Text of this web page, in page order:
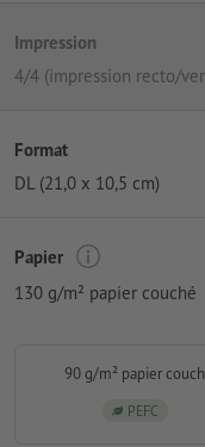
Impression
4/4 (impression recto/
Format
DL (21,0 x 10,5 cm)
Papier
130 g/m² papier couché
90 g/m² papier
PEFC